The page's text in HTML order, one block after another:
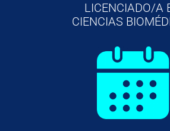
LICENCIADO/A
CIENCIAS